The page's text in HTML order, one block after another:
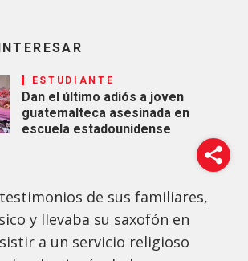
ESTUDIANTE
Dan el último adiós a joven
guatemalteca asesinada en
escuela estadounidense
de sus familiares,
y llevaba su saxofón en
a un servicio religioso